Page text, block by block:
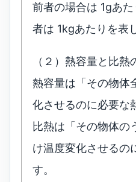
前者の場合は 1gあ
者は 1kgあたりを表
（２）熱容量と比熱
熱容量は「その物体
化させるのに必要な
比熱は「その物体の
け温度変化させるの
す。